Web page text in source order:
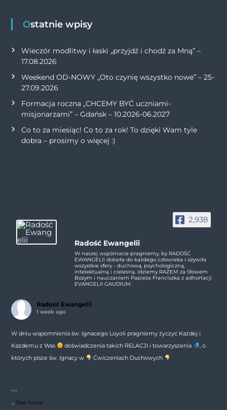
Ostatnie wpisy
Wieczór modlitwy i łaski „przyjdź i chodź za Mną” –
17.08.2026
Weekend OD-NOWY „Oto czynię wszystko nowe” – 25-
27.09.2026
Formacja roczna „CHCEMY BYĆ uczniami-
misjonarzami” – Gdańsk – 10.2026-06.2027
Co to za miesiąc! Co to za rok! To dzięki Wam tyle
dobra – prosimy o więcej :)
2,938
Radość Ewangelii
W naszej wspólnocie pragniemy, by RADOŚĆ
EWANGELII dotarła do każdego człowieka i ożywiła
wszystkie sfery - duchową, psychologiczną,
intelektualną i cielesną. Idziemy RAZEM za Słowem
Bożym i nauczaniem Papieża Franciszka z adhortacji
EVANGELII GAUDIUM.
Radość Ewangelii
1 week ago
W dniu wspomnienia św. Ignacego Loyoli pragniemy życzyć Każdej i
Każdemu z Was
doświadczenia takich RELACJI i towarzyszenia
, o
których pisze św. Ignacy w
Ćwiczeniach Duchowych
---
... See More